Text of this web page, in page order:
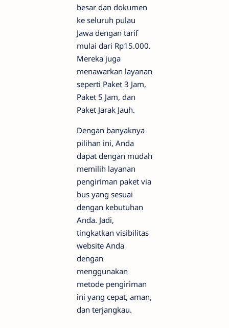
besar dan dokumen
ke seluruh pulau
Jawa dengan tarif
mulai dari Rp15.000.
Mereka juga
menawarkan layanan
seperti Paket 3 Jam,
Paket 5 Jam, dan
Paket Jarak Jauh.
Dengan banyaknya
pilihan ini, Anda
dapat dengan mudah
memilih layanan
pengiriman paket via
bus yang sesuai
dengan kebutuhan
Anda. Jadi,
tingkatkan visibilitas
website Anda
dengan
menggunakan
metode pengiriman
ini yang cepat, aman,
dan terjangkau.